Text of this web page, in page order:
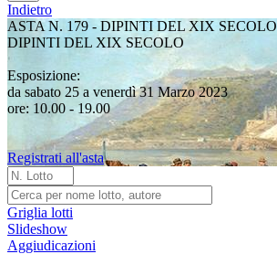
Indietro
ASTA N. 179 - DIPINTI DEL XIX SECOLO
DIPINTI DEL XIX SECOLO
Esposizione:
da sabato 25 a venerdì 31 Marzo 2023
ore: 10.00 - 19.00
Registrati all'asta
Griglia lotti
Slideshow
Aggiudicazioni